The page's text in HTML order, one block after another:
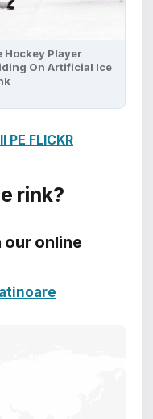
Hockey Player
On Artificial Ice
PE FLICKR
rink?
our online